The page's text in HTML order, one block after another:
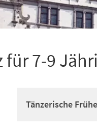
für 7-9
Tänzerische